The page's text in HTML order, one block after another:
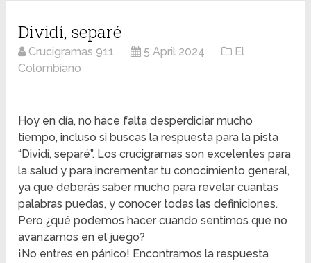
Dividí, separé
Crucigramas 911 5 April 2024
El
Colombiano
Hoy en día, no hace falta desperdiciar mucho
tiempo, incluso si buscas la respuesta para la pista
“Dividí, separé”. Los crucigramas son excelentes para
la salud y para incrementar tu conocimiento general,
ya que deberás saber mucho para revelar cuantas
palabras puedas, y conocer todas las definiciones.
Pero ¿qué podemos hacer cuando sentimos que no
avanzamos en el juego?
¡No entres en pánico! Encontramos la respuesta